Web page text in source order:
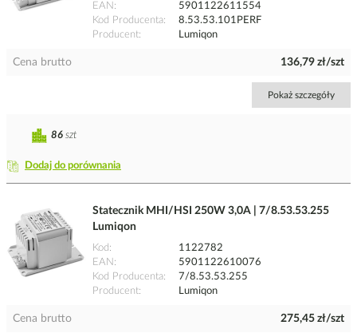
EAN
5901122611554
Kod Producenta
8.53.53.101PERF
Producent
Lumiqon
Cena brutto 136,79 zł/szt
Pokaż szczegóły
Dodaj do porównania
86 szt
Statecznik MHI/HSI 250W 3,0A | 7/8.53.53.255
Lumiqon
Kod
1122782
EAN
5901122610076
Kod Producenta
7/8.53.53.255
Producent
Lumiqon
Cena brutto 275,45 zł/szt